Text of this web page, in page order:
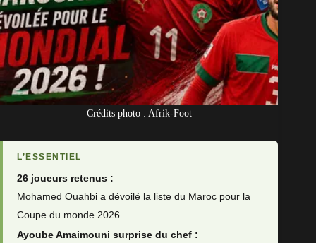
Crédits photo : Afrik-Foot
L’ESSENTIEL
26 joueurs retenus :
Mohamed Ouahbi a dévoilé la liste du Maroc pour la
Coupe du monde 2026.
Ayoube Amaimouni surprise du chef :